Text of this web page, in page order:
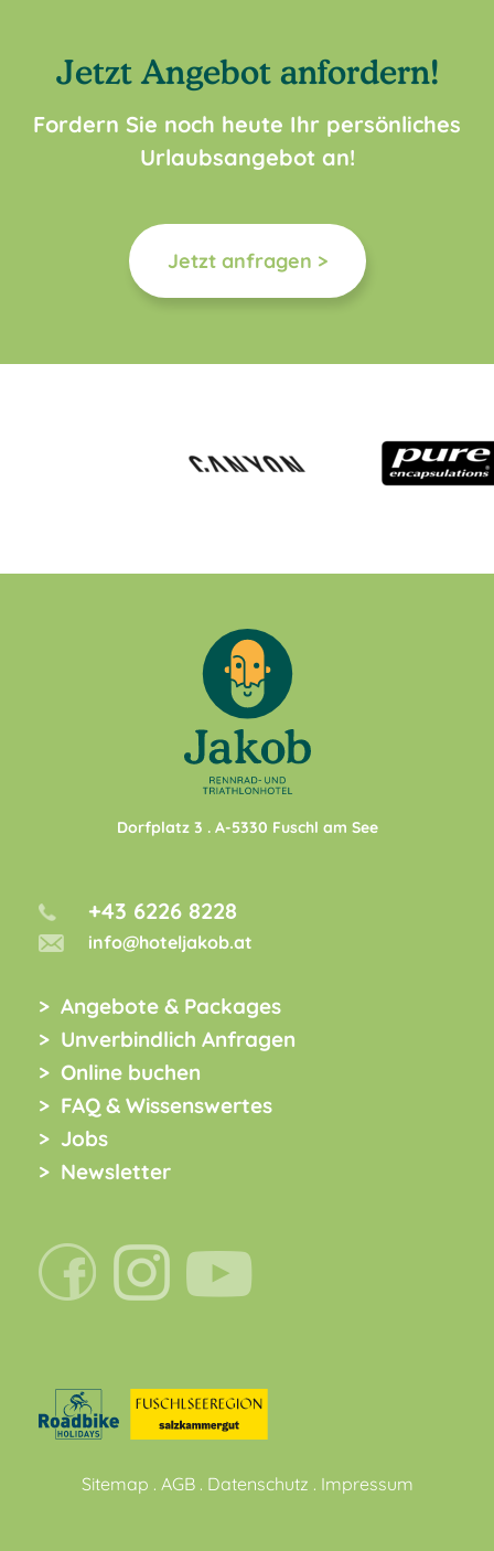
Jetzt Angebot anfordern!
Fordern Sie noch heute Ihr persönliches
Urlaubsangebot an!
Jetzt anfragen >
Dorfplatz 3 . A-5330 Fuschl am See
+43 6226 8228
info@hoteljakob.at
Angebote & Packages
Unverbindlich Anfragen
Online buchen
FAQ & Wissenswertes
Jobs
Newsletter
Sitemap . AGB. Datenschutz . Impressum